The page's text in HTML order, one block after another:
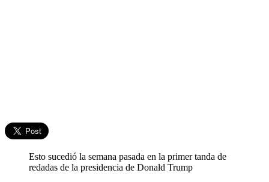
Esto sucedió la semana pasada en la primer tanda de
redadas de la presidencia de Donald Trump